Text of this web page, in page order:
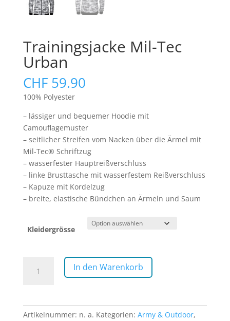
Trainingsjacke Mil-Tec
Urban
CHF59.90
100% Polyester
– lässiger und bequemer Hoodie mit
Camouflagemuster
– seitlicher Streifen vom Nacken über die Ärmel mit
Mil-Tec® Schriftzug
– wasserfester Hauptreißverschluss
– linke Brusttasche mit wasserfestem Reißverschluss
– Kapuze mit Kordelzug
– breite, elastische Bündchen an Ärmeln und Saum
Kleidergrösse
Trainingsjacke
Menge
In den Warenkorb
Artikelnummer: n. a. Kategorien: Army & Outdoor,